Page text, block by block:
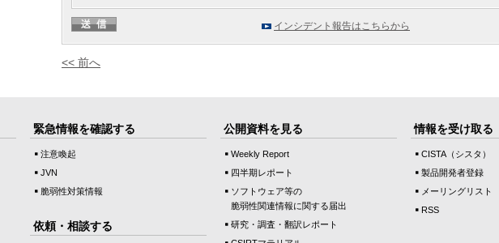
インシデント報告はこちらから
<< 前へ
緊急情報を確認する
注意喚起
JVN
脆弱性対策情報
依頼・相談する
公開資料を見る
Weekly Report
四半期レポート
ソフトウェア等の
脆弱性関連情報に関する届出
研究・調査・翻訳レポート
情報を受け取る
CISTA（シスタ）
製品開発者登録
メーリングリスト
RSS